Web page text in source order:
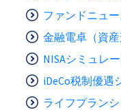
ファンドニュー
金融電卓（資
NISAシミュレ
iDeCo税制優遇
ライフプラン